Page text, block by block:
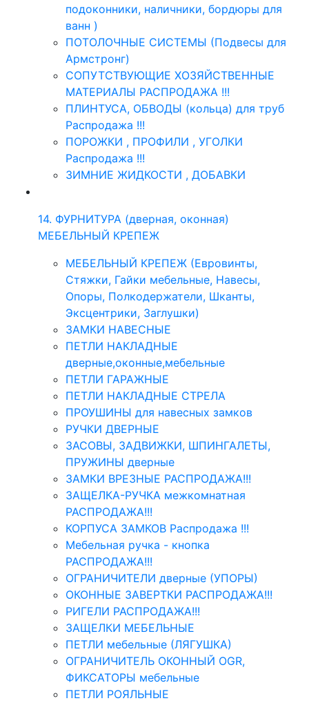
подоконники, наличники, бордюры для
ванн )
ПОТОЛОЧНЫЕ СИСТЕМЫ (Подвесы для
Армстронг)
СОПУТСТВУЮЩИЕ ХОЗЯЙСТВЕННЫЕ
МАТЕРИАЛЫ РАСПРОДАЖА !!!
ПЛИНТУСА, ОБВОДЫ (кольца) для труб
Распродажа !!!
ПОРОЖКИ , ПРОФИЛИ , УГОЛКИ
Распродажа !!!
ЗИМНИЕ ЖИДКОСТИ , ДОБАВКИ
14. ФУРНИТУРА (дверная, оконная)
МЕБЕЛЬНЫЙ КРЕПЕЖ
МЕБЕЛЬНЫЙ КРЕПЕЖ (Евровинты,
Стяжки, Гайки мебельные, Навесы,
Опоры, Полкодержатели, Шканты,
Эксцентрики, Заглушки)
ЗАМКИ НАВЕСНЫЕ
ПЕТЛИ НАКЛАДНЫЕ
дверные,оконные,мебельные
ПЕТЛИ ГАРАЖНЫЕ
ПЕТЛИ НАКЛАДНЫЕ СТРЕЛА
ПРОУШИНЫ для навесных замков
РУЧКИ ДВЕРНЫЕ
ЗАСОВЫ, ЗАДВИЖКИ, ШПИНГАЛЕТЫ,
ПРУЖИНЫ дверные
ЗАМКИ ВРЕЗНЫЕ РАСПРОДАЖА!!!
ЗАЩЕЛКА-РУЧКА межкомнатная
РАСПРОДАЖА!!!
КОРПУСА ЗАМКОВ Распродажа !!!
Мебельная ручка - кнопка
РАСПРОДАЖА!!!
ОГРАНИЧИТЕЛИ дверные (УПОРЫ)
ОКОННЫЕ ЗАВЕРТКИ РАСПРОДАЖА!!!
РИГЕЛИ РАСПРОДАЖА!!!
ЗАЩЕЛКИ МЕБЕЛЬНЫЕ
ПЕТЛИ мебельные (ЛЯГУШКА)
ОГРАНИЧИТЕЛЬ ОКОННЫЙ OGR,
ФИКСАТОРЫ мебельные
ПЕТЛИ РОЯЛЬНЫЕ